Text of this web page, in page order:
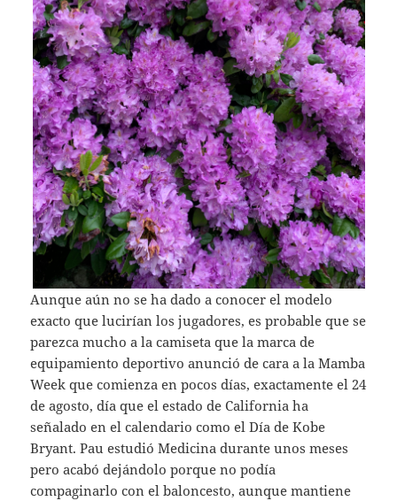
Aunque aún no se ha dado a conocer el modelo
exacto que lucirían los jugadores, es probable que se
parezca mucho a la camiseta que la marca de
equipamiento deportivo anunció de cara a la Mamba
Week que comienza en pocos días, exactamente el 24
de agosto, día que el estado de California ha
señalado en el calendario como el Día de Kobe
Bryant. Pau estudió Medicina durante unos meses
pero acabó dejándolo porque no podía
compaginarlo con el baloncesto, aunque mantiene